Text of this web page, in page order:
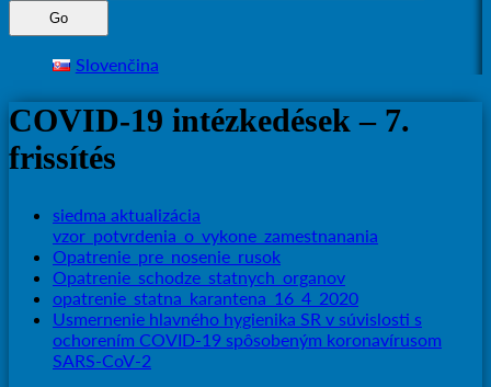
Slovenčina
COVID-19 intézkedések – 7.
frissítés
siedma aktualizácia
vzor_potvrdenia_o_vykone_zamestnanania
Opatrenie_pre_nosenie_rusok
Opatrenie_schodze_statnych_organov
opatrenie_statna_karantena_16_4_2020
Usmernenie hlavného hygienika SR v súvislosti s
ochorením COVID-19 spôsobeným koronavírusom
SARS-CoV-2